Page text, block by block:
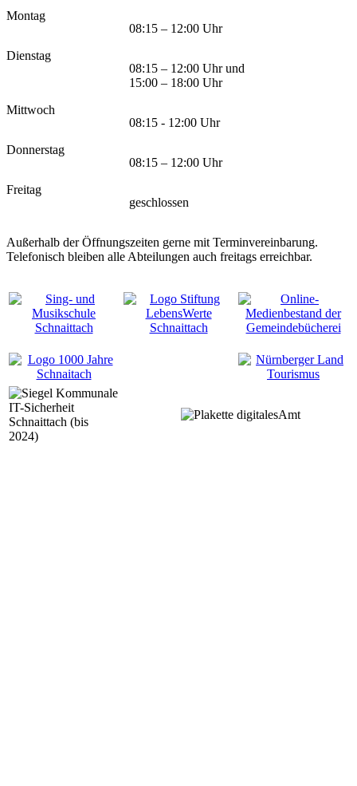
Montag
08:15 – 12:00 Uhr
Dienstag
08:15 – 12:00 Uhr und
15:00 – 18:00 Uhr
Mittwoch
08:15 - 12:00 Uhr
Donnerstag
08:15 – 12:00 Uhr
Freitag
geschlossen
Außerhalb der Öffnungszeiten gerne mit Terminvereinbarung.
Telefonisch bleiben alle Abteilungen auch freitags erreichbar.